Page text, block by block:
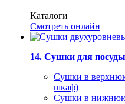
Каталоги
Смотреть онлайн
14. Сушки для посуды
Сушки в
шкаф)
Сушки в